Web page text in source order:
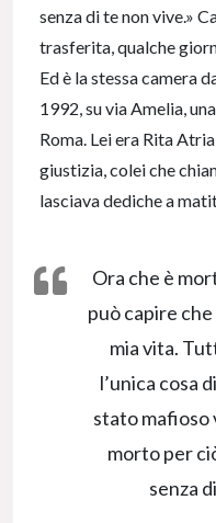
senza di te non vive.»
trasferita, qualche
Ed è la stessa camera
1992, su via Amelia,
Roma. Lei era Rita
giustizia, colei che
lasciava dediche a
Ora che è
può capire
mia vita.
l’unica cosa
stato mafioso
morto per
senza